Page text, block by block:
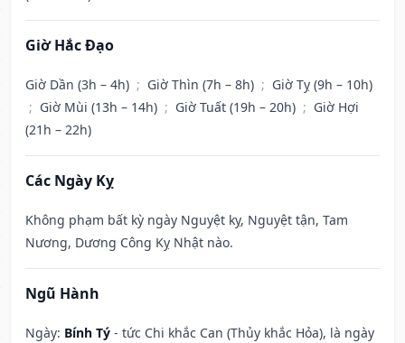
Giờ Hắc Đạo
Giờ Dần (3h – 4h) ; Giờ Thìn (7h – 8h) ; Giờ Tỵ (9h – 10h)
; Giờ Mùi (13h – 14h) ; Giờ Tuất (19h – 20h) ; Giờ Hợi
(21h – 22h)
Các Ngày Kỵ
Không phạm bất kỳ ngày Nguyệt kỵ, Nguyệt tận, Tam
Nương, Dương Công Kỵ Nhật nào.
Ngũ Hành
Ngày: Bính Tý - tức Chi khắc Can (Thủy khắc Hỏa), là ngày